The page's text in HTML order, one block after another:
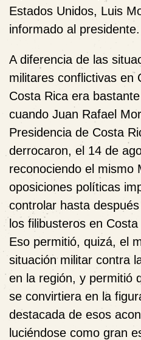
Estados Unidos, Luis
informado al presidente.
A diferencia de las
militares conflictivas en
Costa Rica era
cuando Juan Rafael
Presidencia de Costa
derrocaron, el 14 de
reconociendo el mismo
oposiciones políticas
controlar hasta
los filibusteros en
Eso permitió, quizá, el
situación militar contra
en la región, y permitió
se convirtiera en la
destacada de esos
luciéndose como gran